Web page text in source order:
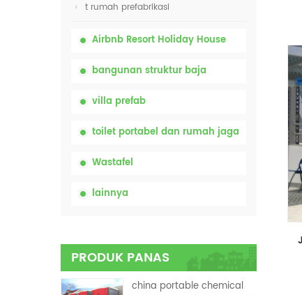
t rumah prefabrikasi
Airbnb Resort Holiday House
bangunan struktur baja
villa prefab
toilet portabel dan rumah jaga
Wastafel
lainnya
PRODUK PANAS
china portable chemical